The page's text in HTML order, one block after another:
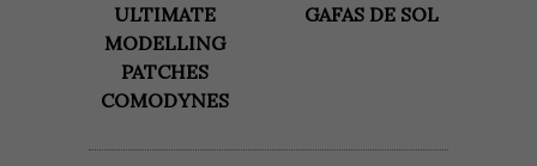
ULTIMATE
MODELLING
PATCHES
COMODYNES
GAFAS DE SOL